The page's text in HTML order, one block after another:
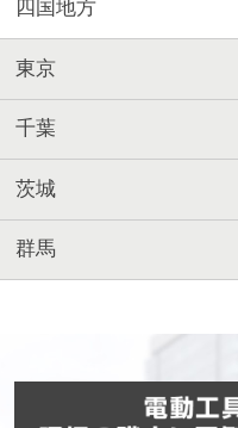
四国地方
東京
千葉
茨城
群馬